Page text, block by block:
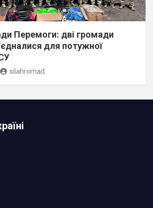
Перемоги: дві громади
для потужної
silahromad